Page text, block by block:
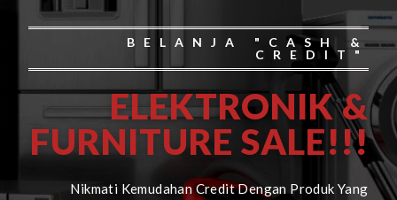
BELANJA "CASH &
CREDIT"
ELEKTRONIK &
FURNITURE SALE!!!
Nikmati Kemudahan Credit Dengan Produk Yang